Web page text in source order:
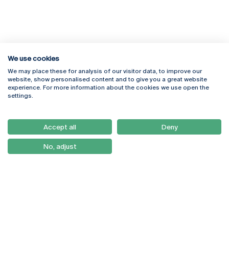
Rua Diogo Botelho 1327
4169-005 Porto
+351 226 196 240
Campus Online
Webmail
Como Chegar
Newsletter
We use cookies
We may place these for analysis of our visitor data, to improve our
website, show personalised content and to give you a great website
experience. For more information about the cookies we use open the
settings.
Accept all Deny
No, adjust